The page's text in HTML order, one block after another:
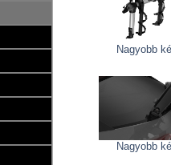
Nagyobb
Nagyobb